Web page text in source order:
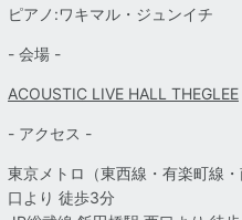
ピアノ:ワキマル・ジュンイチ
- 会場 -
ACOUSTIC LIVE HALL THEGLEE
- アクセス -
東京メトロ（東西線・有楽町線
口より 徒歩3分